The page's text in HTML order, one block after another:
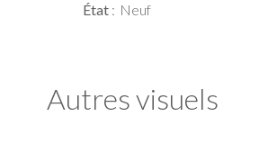
État Neuf
Autres visuels